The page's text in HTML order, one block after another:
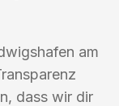
am
dass wir dir